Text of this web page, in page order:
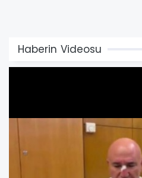
Haberin Videosu